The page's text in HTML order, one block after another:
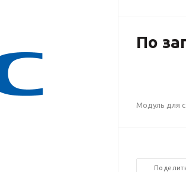
По
Модуль для